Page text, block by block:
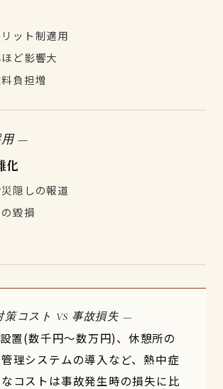
ット制適用
ど影響大
負担増
用 —
化
隠しの報道
毀損
策コスト VS 事故損失 —
置(数千円〜数万円)、休憩所の
理システムの導入など、熱中症
コストは事故発生時の損失に比